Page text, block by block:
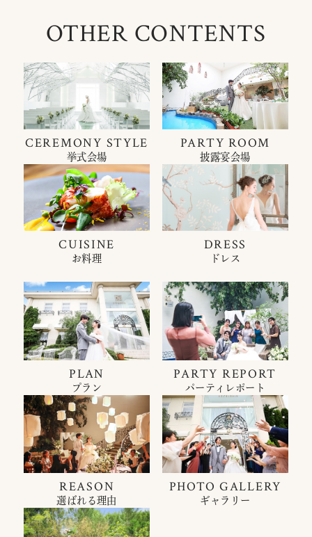
OTHER CONTENTS
CEREMONY STYLE
挙式会場
PARTY ROOM
披露宴会場
CUISINE
お料理
DRESS
ドレス
PLAN
プラン
PARTY REPORT
パーティレポート
REASON
選ばれる理由
PHOTO GALLERY
ギャラリー